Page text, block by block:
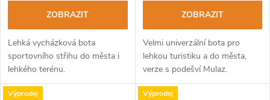
ZOBRAZIT
Lehká vycházková bota
sportovního střihu do města i
lehkého terénu.
ZOBRAZIT
Velmi univerzální bota pro
lehkou turistiku a do města,
verze s podešví Mulaz.
Výprodej Výprodej